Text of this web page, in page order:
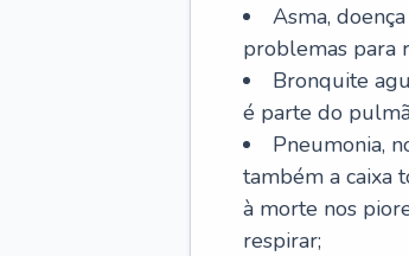
Asma,
problemas para
Bronquite
é parte do
Pneumonia,
também a caixa
à morte nos
respirar;